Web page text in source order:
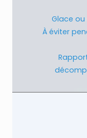
Glace ou
À éviter